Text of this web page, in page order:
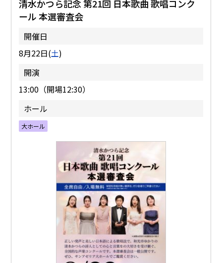
清水かつら記念 第21回 日本歌曲 歌唱コンク
ール 本選審査会
開催日
8月22日(土)
開演
13:00（開場12:30）
ホール
大ホール